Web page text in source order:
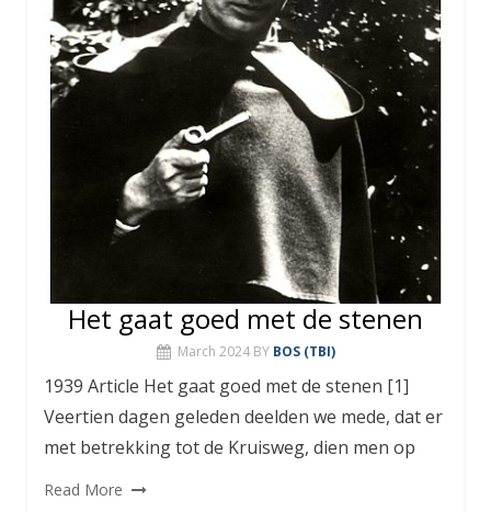
Het gaat goed met de stenen
March 2024 BY BOS (TBI)
1939 Article Het gaat goed met de stenen [1]
Veertien dagen geleden deelden we mede, dat er
met betrekking tot de Kruisweg, dien men op
Read More